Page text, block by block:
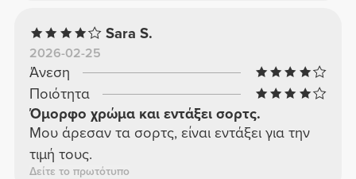
Sara S.
2026-02-25
Άνεση
Ποιότητα
Όμορφο χρώμα και εντάξει σορτς.
Μου άρεσαν τα σορτς, είναι εντάξει για την
τιμή τους.
Δείτε το πρωτότυπο